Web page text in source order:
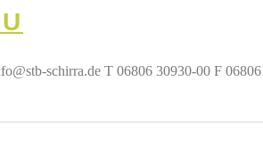
schirra.de T 06806 30930-00 F